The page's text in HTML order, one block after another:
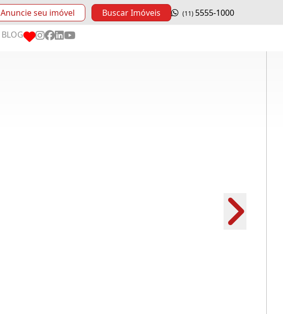
Anuncie seu imóvel Buscar Imóveis (11) 5555-1000
BLOG